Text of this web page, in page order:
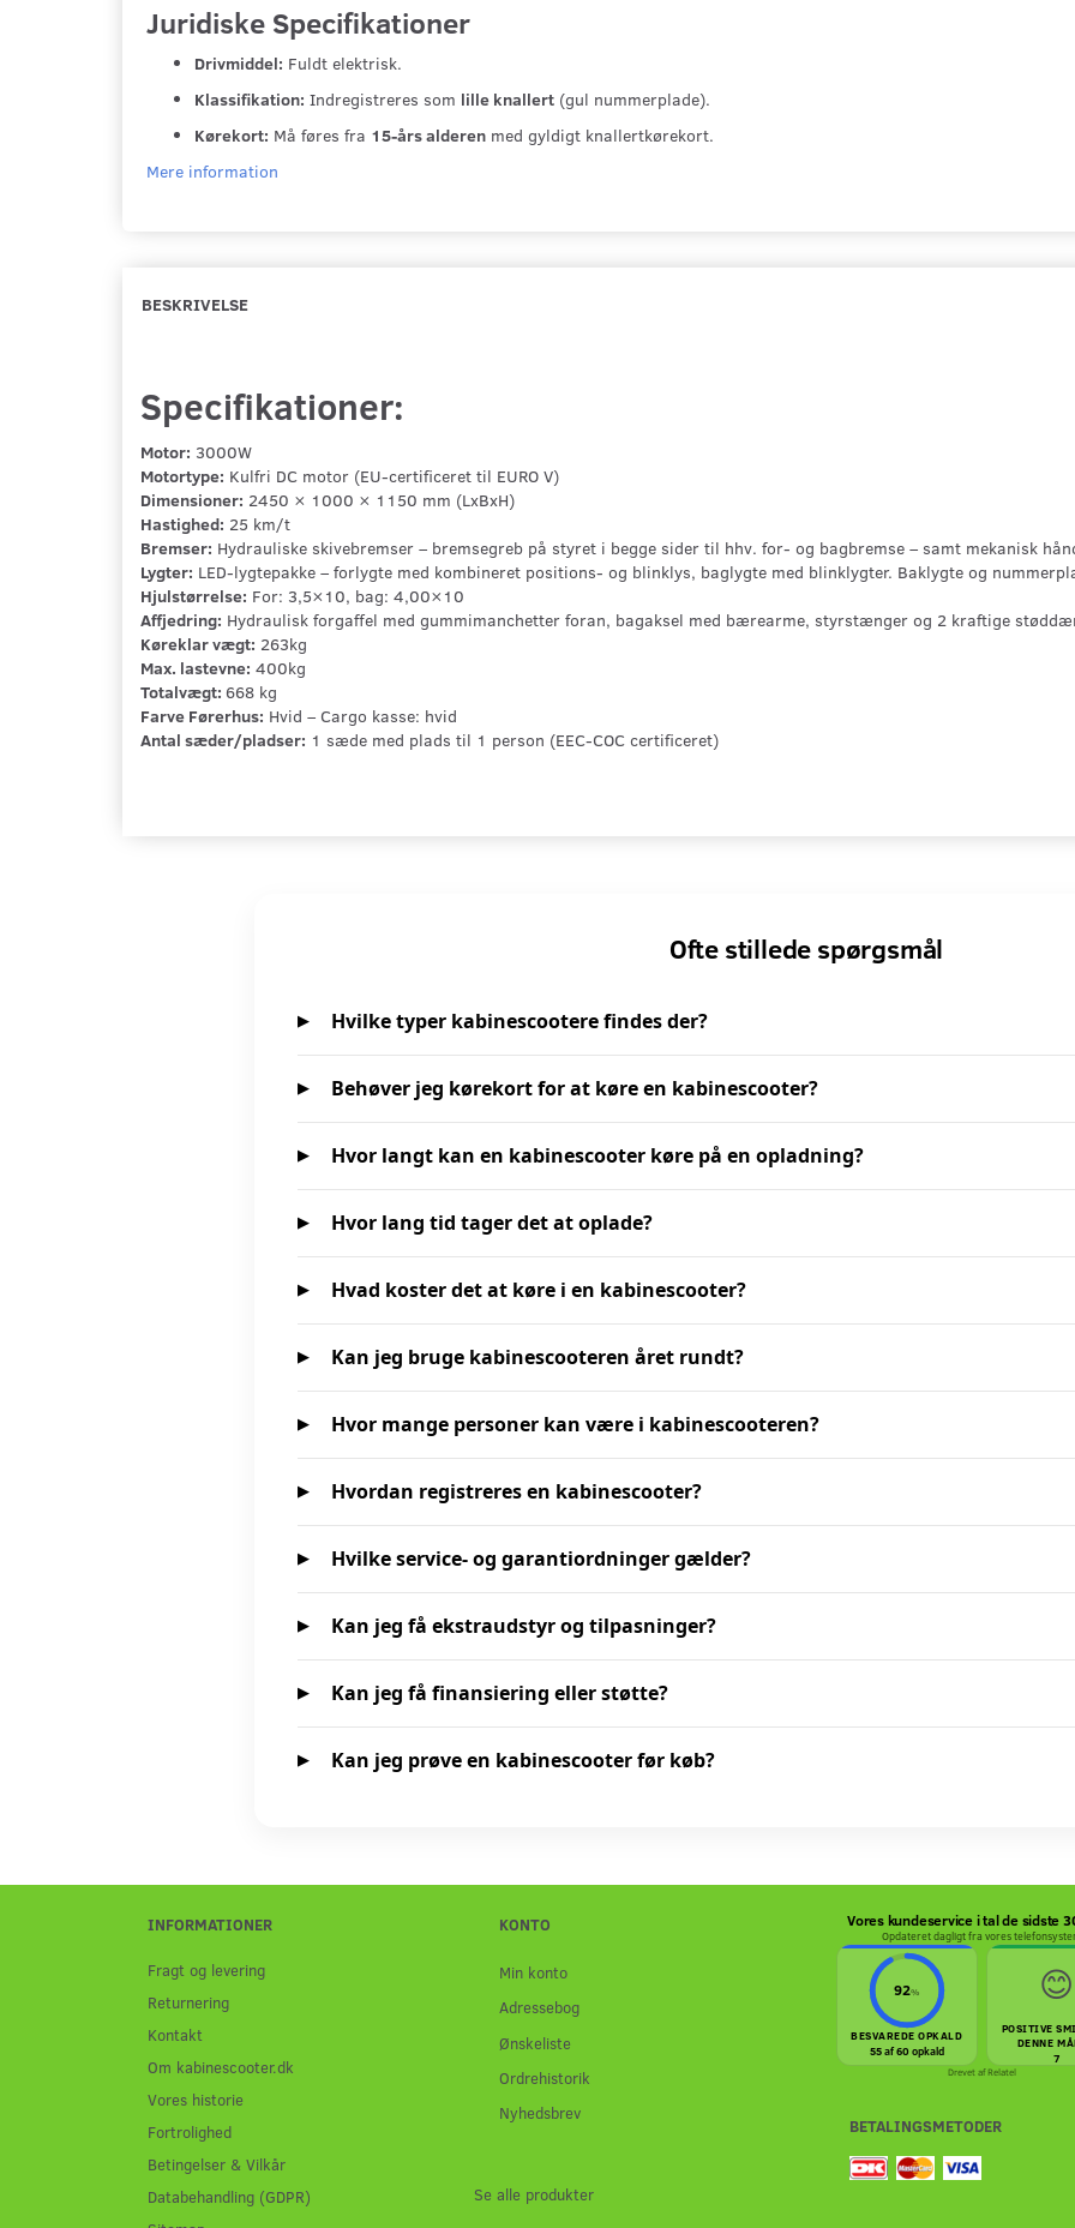
Juridiske Specifikationer
Drivmiddel: Fuldt elektrisk.
Klassifikation: Indregistreres som lille knallert (gul nummerplade).
Kørekort: Må føres fra 15-års alderen med gyldigt knallertkørekort.
Mere information
BESKRIVELSE
Specifikationer:
Motor: 3000W
Motortype: Kulfri DC motor (EU-certificeret til EURO V)
Dimensioner: 2450 × 1000 × 1150 mm (LxBxH)
Hastighed: 25 km/t
Bremser: Hydrauliske skivebremser – bremsegreb på styret i begge sider til hhv. for- og bagbremse – samt mekanisk
Lygter: LED-lygtepakke – forlygte med kombineret positions- og blinklys, baglygte med blinklygter. Baklygte og
Hjulstørrelse: For: 3,5×10, bag: 4,00×10
Affjedring: Hydraulisk forgaffel med gummimanchetter foran, bagaksel med bærearme, styrstænger og 2 kraftige
Køreklar vægt: 263kg
Max. lastevne: 400kg
Totalvægt: 668 kg
Farve Førerhus: Hvid – Cargo kasse: hvid
Antal sæder/pladser: 1 sæde med plads til 1 person (EEC-COC certificeret)
Ofte stillede spørgsmål
Hvilke typer kabinescootere findes der?
Behøver jeg kørekort for at køre en kabinescooter?
Hvor langt kan en kabinescooter køre på en opladning?
Hvor lang tid tager det at oplade?
Hvad koster det at køre i en kabinescooter?
Kan jeg bruge kabinescooteren året rundt?
Hvor mange personer kan være i kabinescooteren?
Hvordan registreres en kabinescooter?
Hvilke service- og garantiordninger gælder?
Kan jeg få ekstraudstyr og tilpasninger?
Kan jeg få finansiering eller støtte?
Kan jeg prøve en kabinescooter før køb?
INFORMATIONER
Fragt og levering
Returnering
Kontakt
Om kabinescooter.dk
Vores historie
Fortrolighed
Betingelser & Vilkår
Databehandling (GDPR)
KONTO
Min konto
Adressebog
Ønskeliste
Ordrehistorik
Nyhedsbrev
Se alle produkter
Vores kundeservice i tal de sidste
Opdateret dagligt fra vores
92%
BESVAREDE OPKALD
55 af 60 opkald
😊
POSITIVE
DENNE
7
Drevet afRelatel
BETALINGSMETODER